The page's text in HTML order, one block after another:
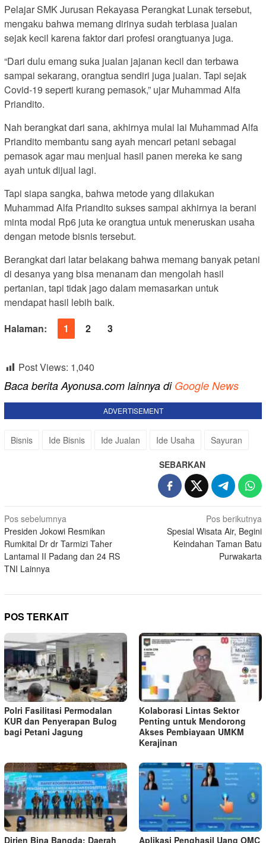
Pelajar SMK Jurusan Rekayasa Perangkat Lunak tersebut,
mengaku bahwa memang dirinya sudah terbiasa jualan
sejak kecil karena faktor dari profesi orangtuanya juga.
“Dari dulu emang suka jualan jajanan kecil dan terbawa
sampai sekarang, orangtua sendiri juga jualan. Tapi sejak
Covid-19 seperti kurang pemasok,” ujar Muhammad Alfa
Priandito.
Nah berangkat dari sana, akhirnya mulai lai Muhammad Alfa
Priandito membantu sang ayah mencari petani sebagai
pemasok agar mau menjual hasil panen mereka ke sang
ayah untuk dijual lagi.
Tapi siapa sangka, bahwa metode yang dilakukan
Muhammad Alfa Priandito sukses sampai akhirnya ia berani
minta modal Rp6 juta ke orangtua untuk meneruskan usaha
dengan metode bisnis tersebut.
Berangkat dari latar belakang bahwa memang banyak petani
di desanya yang bisa menanam dan mengolah hasil
pertanian, tapi tidak jago dalam memasarkan untuk
mendapat hasil lebih baik.
Halaman:
1 2 3
Post Views: 1,040
Baca berita Ayonusa.com lainnya di Google News
ADVERTISEMENT
Bisnis Ide Bisnis Ide Jualan Ide Usaha Sayuran
SEBARKAN
Navigasi
pos
Pos sebelumnya
Presiden Jokowi Resmikan
Rumkital Dr dr Tarmizi Taher
Lantamal II Padang dan 24 RS
TNI Lainnya
Pos berikutnya
Spesial Wisata Air, Begini
Keindahan Taman Batu
Purwakarta
POS TERKAIT
‎Polri Fasilitasi Permodalan
KUR dan Penyerapan Bulog
bagi Petani Jagung
Kolaborasi Lintas Sektor
Penting untuk Mendorong
Akses Pembiayaan UMKM
Kerajinan
Dirjen Bina Bangda: Daerah Aplikasi Penghasil Uang OMC